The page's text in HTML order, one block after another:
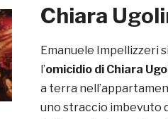
Chiara
Emanuele Impellizzeri
l’omicidio di Chiara
a terra
uno straccio imbevuto